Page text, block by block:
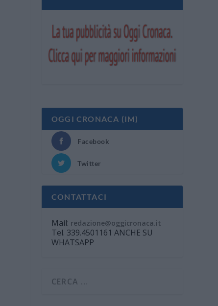
OGGI CRONACA (IM)
Facebook
Twitter
CONTATTACI
Mail: redazione@oggicronaca.it
Tel. 339.4501161 ANCHE SU
WHATSAPP